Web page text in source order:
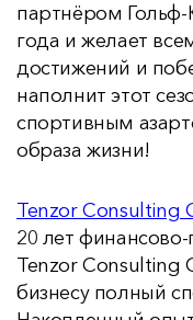
партнёром Гольф-
года и желает
достижений и
наполнит этот
спортивным
образа жизни!
Tenzor Consulting
20 лет
Tenzor Consulting
бизнесу полный